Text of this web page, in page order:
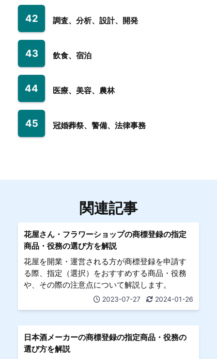
42 調査、分析、設計、開発
43 飲食、宿泊
44 医療、美容、農林
45 冠婚葬祭、警備、法律事務
関連記事
花屋さん・フラワーショップの商標登録の指定
商品・役務の選び方を解説
花屋を開業・運営される方が商標登録を申請す
る際、指定（選択）をおすすめする商品・役務
や、その際の注意点について解説します。
2023-07-27 2024-01-26
日本酒メーカーの商標登録の指定商品・役務の
選び方を解説